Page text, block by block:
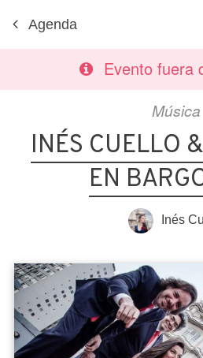
Agenda
Evento fuera
Música
INÉS CUELLO
EN
Inés